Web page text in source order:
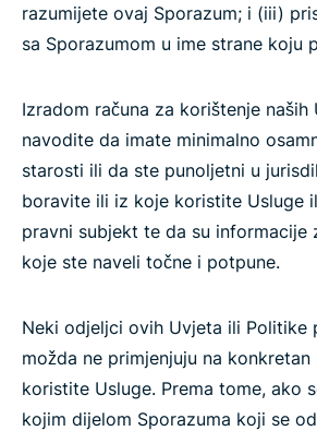
razumijete ovaj Sporazum; i (iii)
sa Sporazumom u ime strane koju
Izradom računa za korištenje naših
navodite da imate minimalno
starosti ili da ste punoljetni u
boravite ili iz koje koristite Usluge
pravni subjekt te da su informacije
koje ste naveli točne i potpune.
Neki odjeljci ovih Uvjeta ili Politike
možda ne primjenjuju na konkretan
koristite Usluge. Prema tome, ako
kojim dijelom Sporazuma koji se